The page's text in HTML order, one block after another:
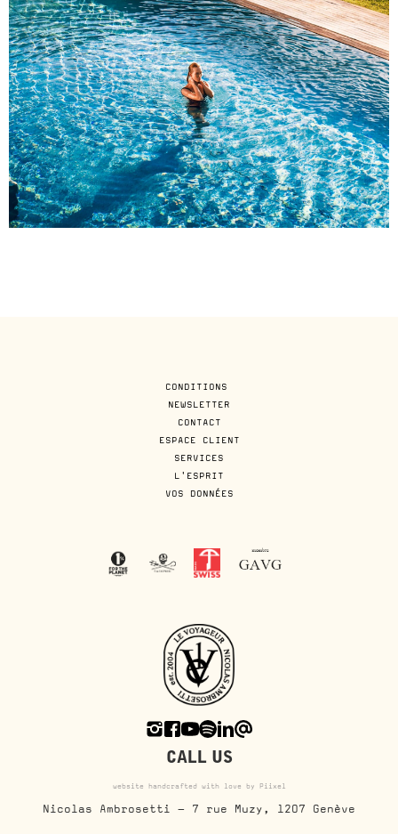
CONDITIONS
NEWSLETTER
CONTACT
ESPACE CLIENT
SERVICES
L'ESPRIT
VOS DONNÉES
CALL US
website handcrafted with love by Piixel
Nicolas Ambrosetti - 7 rue Muzy, 1207 Genève